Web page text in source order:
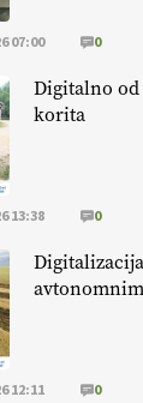
= logično: VLOG
brez
= logično:
= logično:
= logično:
07:00 0
Digitalno od
korita
13:38 0
12:11 0